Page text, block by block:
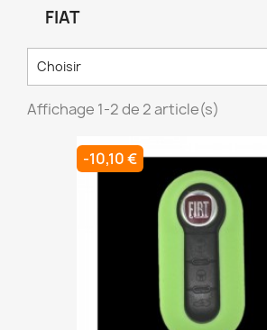
FIAT
Choisir
Affichage 1-2 de 2 article(s)
-10,10 €